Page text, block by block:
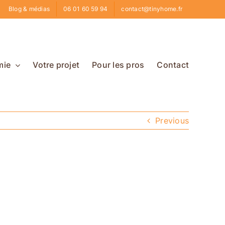
Blog & médias 06 01 60 59 94 contact@tinyhome.fr
Votre projet Pour les pros Contact
Previous